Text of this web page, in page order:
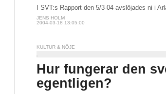
I SVT:s Rapport den 5/3-04 avslöjades ni i
JENS HOLM
2004-03-18 13:05:00
KULTUR & NÖJE
Hur fungerar den
egentligen?